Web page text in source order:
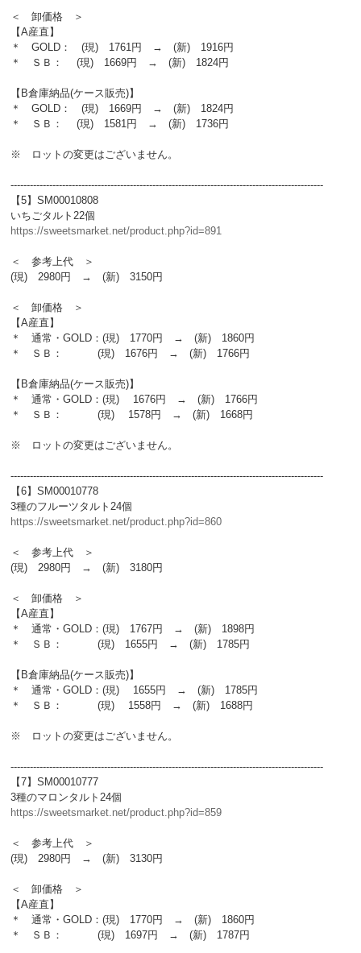
＜ 卸価格 ＞
【A産直】
＊ GOLD： (現) 1761円 → (新) 1916円
＊ ＳＢ： (現) 1669円 → (新) 1824円
【B倉庫納品(ケース販売)】
＊ GOLD： (現) 1669円 → (新) 1824円
＊ ＳＢ： (現) 1581円 → (新) 1736円
※ ロットの変更はございません。
-------------------------------------------------------------------------------------------------
【5】SM00010808
いちごタルト22個
https://sweetsmarket.net/product.php?id=891
＜ 参考上代 ＞
(現) 2980円 → (新) 3150円
＜ 卸価格 ＞
【A産直】
＊ 通常・GOLD：(現) 1770円 → (新) 1860円
＊ ＳＢ： (現) 1676円 → (新) 1766円
【B倉庫納品(ケース販売)】
＊ 通常・GOLD：(現) 1676円 → (新) 1766円
＊ ＳＢ： (現) 1578円 → (新) 1668円
※ ロットの変更はございません。
-------------------------------------------------------------------------------------------------
【6】SM00010778
3種のフルーツタルト24個
https://sweetsmarket.net/product.php?id=860
＜ 参考上代 ＞
(現) 2980円 → (新) 3180円
＜ 卸価格 ＞
【A産直】
＊ 通常・GOLD：(現) 1767円 → (新) 1898円
＊ ＳＢ： (現) 1655円 → (新) 1785円
【B倉庫納品(ケース販売)】
＊ 通常・GOLD：(現) 1655円 → (新) 1785円
＊ ＳＢ： (現) 1558円 → (新) 1688円
※ ロットの変更はございません。
-------------------------------------------------------------------------------------------------
【7】SM00010777
3種のマロンタルト24個
https://sweetsmarket.net/product.php?id=859
＜ 参考上代 ＞
(現) 2980円 → (新) 3130円
＜ 卸価格 ＞
【A産直】
＊ 通常・GOLD：(現) 1770円 → (新) 1860円
＊ ＳＢ： (現) 1697円 → (新) 1787円